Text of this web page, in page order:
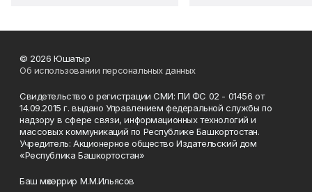
© 2026 Юшатыр
Об использовании персональных данных
Свидетельство о регистрации СМИ: ПИ ФС 02 - 01456 от
14.09.2015 г. выдано Управлением федеральной службы по
надзору в сфере связи, информационных технологий и
массовых коммуникаций по Республике Башкортостан.
Учредитель: Акционерное общество Издательский дом
«Республика Башкортостан»
Баш мөхәррир М.М.Ильясов